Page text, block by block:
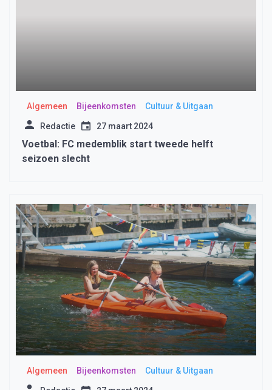
Algemeen Bijeenkomsten Cultuur & Uitgaan
Redactie 27 maart 2024
Voetbal: FC medemblik start tweede helft
seizoen slecht
Algemeen Bijeenkomsten Cultuur & Uitgaan